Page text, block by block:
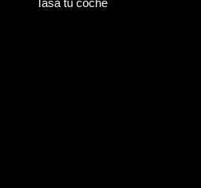
Tasa tu coche